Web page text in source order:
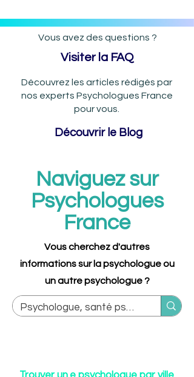
Vous avez des questions ?
Visiter la FAQ
Découvrez les articles rédigés par
nos experts Psychologues France
pour vous.
Découvrir le Blog
Naviguez sur
Psychologues
France
Vous cherchez d'autres
informations sur la psychologue ou
un autre psychologue ?